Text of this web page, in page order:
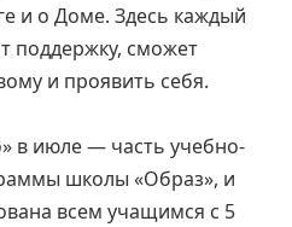
и о Доме. Здесь каждый
поддержку, сможет
и проявить себя.
в июле — часть учебно-
школы «Образ», и
всем учащимся с 5